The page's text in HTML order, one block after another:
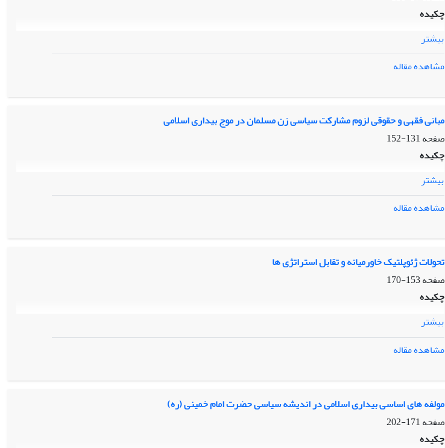
چکیده
بیشتر
مشاهده مقاله
مبانی فقهی و حقوقی لزوم مشارکت سیاسی زن مسلمان در موج بیداری اسلامی
صفحه131-152
چکیده
بیشتر
مشاهده مقاله
تحولات ژئوپلتیک خاورمیانه و تقابل استراتژی ها
صفحه153-170
چکیده
بیشتر
مشاهده مقاله
مولفه های اساسی بیداری اسلامی در اندیشه سیاسی حضرت امام خمینی (ره)
صفحه171-202
چکیده